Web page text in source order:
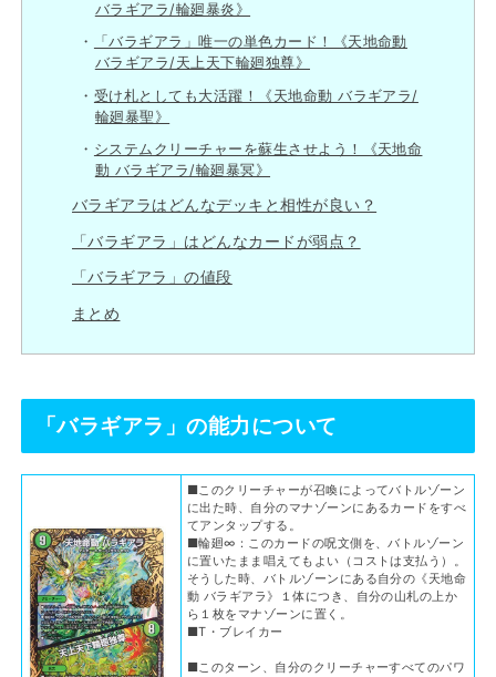
バラギアラ/輪廻暴炎》
「バラギアラ」唯一の単色カード！《天地命動
バラギアラ/天上天下輪廻独尊》
受け札としても大活躍！《天地命動 バラギアラ/
輪廻暴聖》
システムクリーチャーを蘇生させよう！《天地命
動 バラギアラ/輪廻暴冥》
バラギアラはどんなデッキと相性が良い？
「バラギアラ」はどんなカードが弱点？
「バラギアラ」の値段
まとめ
「バラギアラ」の能力について
■このクリーチャーが召喚によってバトルゾーン
に出た時、自分のマナゾーンにあるカードをすべ
てアンタップする。
■輪廻∞：このカードの呪文側を、バトルゾーン
に置いたまま唱えてもよい（コストは支払う）。
そうした時、バトルゾーンにある自分の《天地命
動 バラギアラ》１体につき、自分の山札の上か
ら１枚をマナゾーンに置く。
■T・ブレイカー
■このターン、自分のクリーチャーすべてのパワ